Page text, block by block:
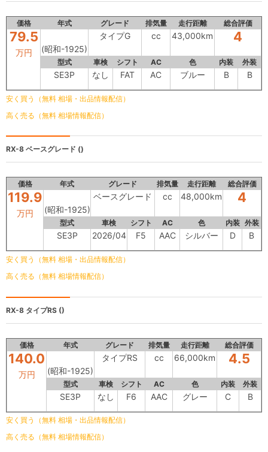
価格 年式 グレード 排気量 走行距離 総合評価
79.5
万円 (昭和-1925)
タイプG cc 43,000km 4
型式 車検 シフト AC 色 内装 外装
SE3P なし FAT AC ブルー B B
安く買う（無料 相場・出品情報配信）
高く売る（無料 相場情報配信）
RX-8 ベースグレード ()
価格 年式 グレード 排気量 走行距離 総合評価
119.9
万円 (昭和-1925)
ベースグレード cc 48,000km 4
型式 車検 シフト AC 色 内装 外装
SE3P 2026/04 F5 AAC シルバー D B
安く買う（無料 相場・出品情報配信）
高く売る（無料 相場情報配信）
RX-8 タイプRS ()
価格 年式 グレード 排気量 走行距離 総合評価
140.0
万円 (昭和-1925)
タイプRS cc 66,000km 4.5
型式 車検 シフト AC 色 内装 外装
SE3P なし F6 AAC グレー C B
安く買う（無料 相場・出品情報配信）
高く売る（無料 相場情報配信）